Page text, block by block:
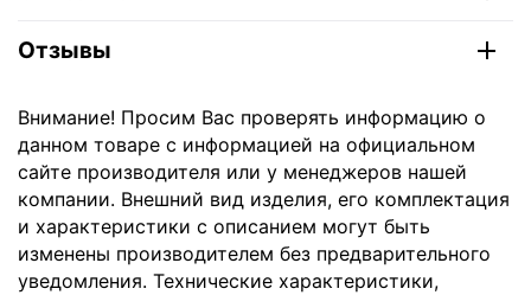
Отзывы
Внимание! Просим Вас проверять информацию о
данном товаре с информацией на официальном
сайте производителя или у менеджеров нашей
компании. Внешний вид изделия, его комплектация
и характеристики с описанием могут быть
изменены производителем без предварительного
уведомления. Технические характеристики,